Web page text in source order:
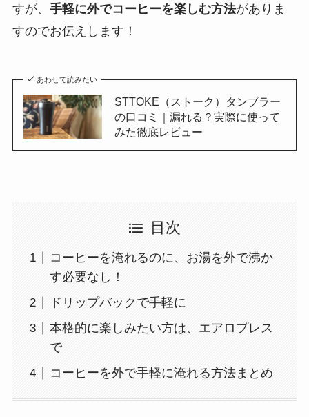
すが、 手軽に外でコーヒーを楽しむ方法がありま
すのでお伝えします！
あわせて読みたい
STTOKE（ストーク）タンブラー
の口コミ｜漏れる？実際に使って
みた徹底レビュー
目次
コーヒーを淹れるのに、お湯を外で沸か
す必要なし！
ドリップバックで手軽に
本格的に楽しみたい方は、エアロプレス
で
コーヒーを外で手軽に淹れる方法まとめ